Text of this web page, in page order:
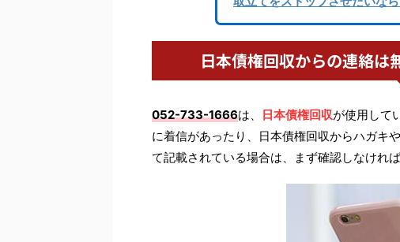
日本債権回収からの連絡は
052-733-1666は、 日本債権回収が使用して
に着信があったり、日本債権回収からハガキ
て記載されている場合は、まず確認しなけれ